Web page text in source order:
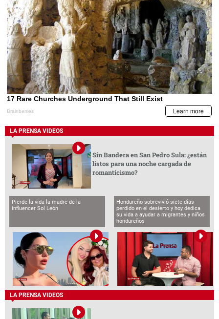
LA PRENSA VIDEOS
Sin Bandera en San Pedro Sula: ¿están
listos para una noche cargada de
romanticismo?
Pierde la vida la madre de la
influencer Sol León
Hondureño sobrevivió siete días
perdido en el desierto y hoy dedica
su vida a ayudar a migrantes y niños
hondureños
LA PRENSA VIDEOS